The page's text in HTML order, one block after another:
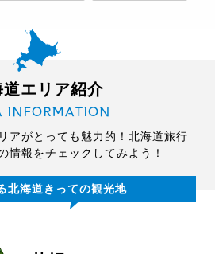
道エリア紹介
INFORMATION
アがとっても魅力的！北海道旅行
情報をチェックしてみよう！
北海道きっての観光地